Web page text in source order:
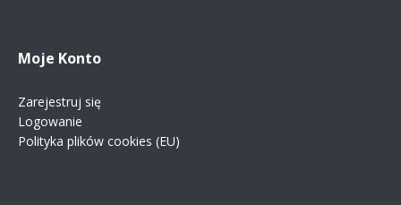
Moje Konto
Zarejestruj się
Logowanie
Polityka plików cookies (EU)